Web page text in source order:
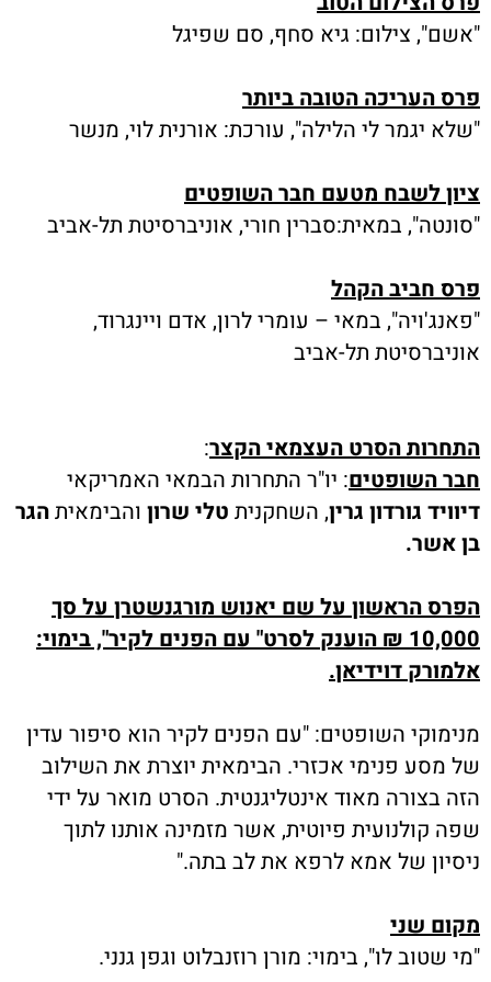
"אשם", צילום: גיא סחף, סם שפיגל
פרס העריכה הטובה ביותר
"שלא יגמר לי הלילה", עורכת: אורנית לוי, מנשר
ציון לשבח מטעם חבר השופטים
"סונטה", במאית:סברין חורי, אוניברסיטת תל-אביב
פרס חביב הקהל
"פאנג'ויה", במאי – עומרי לרון, אדם ויינגרוד,
אוניברסיטת תל-אביב
התחרות הסרט העצמאי הקצר:
חבר השופטים: יו"ר התחרות הבמאי האמריקאי
דיוויד גורדון גרין, השחקנית טלי שרון והבימאיתהגר
בן אשר.
הפרס הראשון על שם יאנוש מורגנשטרן על סך
10,000 ₪ הוענק לסרט
"עם הפנים לקיר", בימוי:
אלמורק דוידיאן.
מנימוקי השופטים: "עם הפנים לקיר הוא סיפור עדין
של מסע פנימי אכזרי. הבימאית יוצרת את השילוב
הזה בצורה מאוד אינטליגנטית. הסרט מואר על ידי
שפה קולנועית פיוטית, אשר מזמינה אותנו לתוך
ניסיון של אמא לרפא את לב בתה."
מקום שני
"מי שטוב לו", בימוי: מורן רוזנבלוט וגפן גנני.